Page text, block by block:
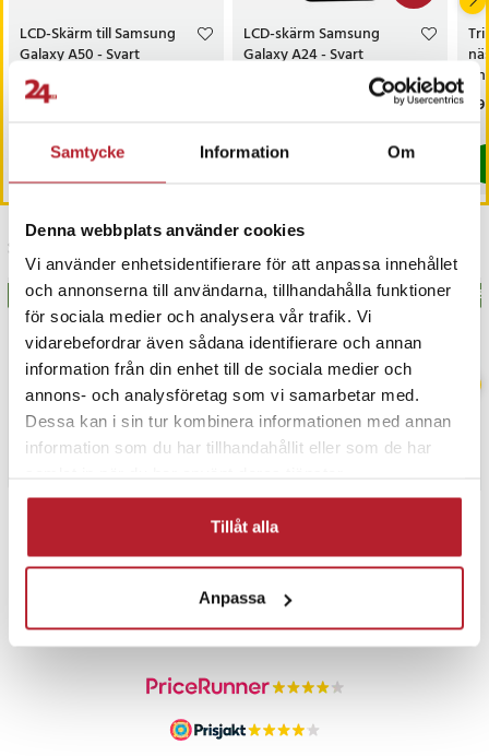
Samtycke Information Om
Denna webbplats använder cookies
Vi använder enhetsidentifierare för att anpassa innehållet
och annonserna till användarna, tillhandahålla funktioner
för sociala medier och analysera vår trafik. Vi
vidarebefordrar även sådana identifierare och annan
information från din enhet till de sociala medier och
annons- och analysföretag som vi samarbetar med.
Dessa kan i sin tur kombinera informationen med annan
information som du har tillhandahållit eller som de har
Tillåt alla
Anpassa
LCD-Skärm till Samsung
Galaxy A50 - Svart
Pris:169 kr
169 kr
Köp
LCD-skärm Samsung
Galaxy A24 - Svart
Senast besökta
BÄSTSÄLJARE
PRISGARANTI
UTFÖRSÄLJNING